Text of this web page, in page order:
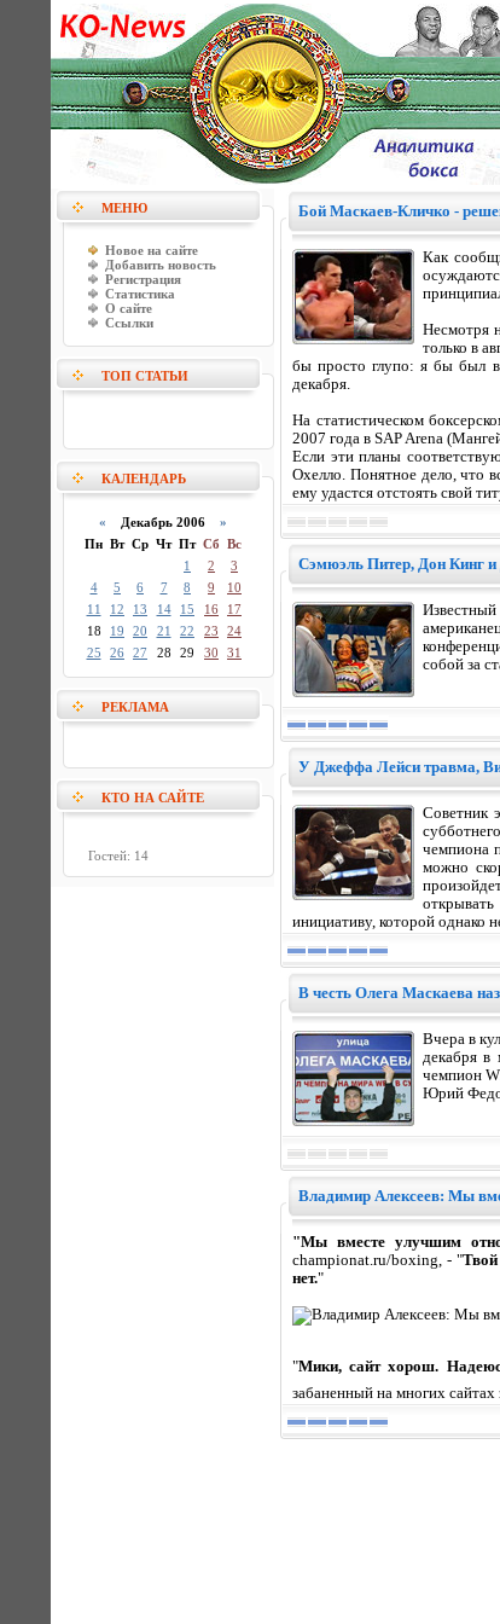
МЕНЮ
Новое на сайте
Добавить новость
Регистрация
Статистика
О сайте
Ссылки
ТОП СТАТЬИ
КАЛЕНДАРЬ
« Декабрь 2006 »
Пн Вт Ср Чт Пт Сб Вс
1
2
3
4
5 6 7 8 9
10
11
12 13 14 15 16
17
18
19 20 21 22 23
24
25
26 27 28 29 30 31
РЕКЛАМА
КТО НА САЙТЕ
Гостей: 14
Бой Маскаев-Кличко -
Как
Несмотря
только в
бы просто глупо: я бы был
декабря.
На статистическом
2007 года в SAP Arena
Если эти планы
Охелло. Понятное дело, что
ему удастся отстоять свой
Сэмюэль Питер, Дон Кинг и
собой за
У Джеффа Лейси травма,
Советник
чемпиона
можно
инициативу, которой однако
В честь Олега Маскаева
Вчера в
декабря в
чемпион
Юрий
Владимир Алексеев: Мы
"Мы вместе улучшим
championat.ru/boxing, - "Твой
нет."
"Мики, сайт хорош.
забаненный на многих сайтах